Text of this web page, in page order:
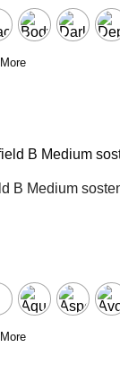
B Medium